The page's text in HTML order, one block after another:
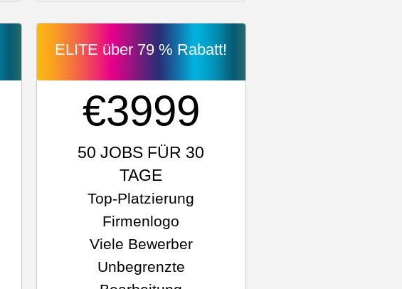
ELITE über 79 % Rabatt!
Top-Platzierung
Firmenlogo
Viele Bewerber
Unbegrenzte
€3999
50 JOBS FÜR 30
TAGE